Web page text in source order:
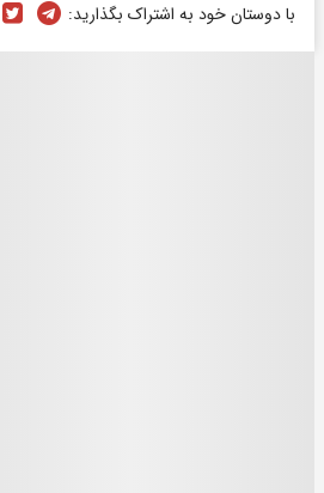
با دوستان خود به اشتراک بگذارید: